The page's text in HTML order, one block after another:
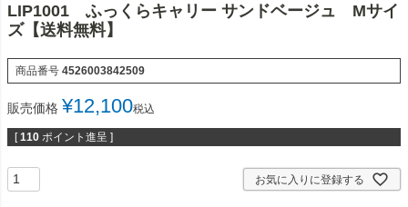
LIP1001 ふっくらキャリー サンドベージュ Mサイ
ズ【送料無料】
商品番号 4526003842509
販売価格 ¥12,100税込
[ 110 ポイント進呈 ]
お気に入りに登録する